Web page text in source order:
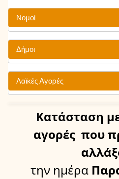
Νομοί
Δήμοι
Λαϊκές Αγορές
Κατάσταση
αγορές που
την ημέρα